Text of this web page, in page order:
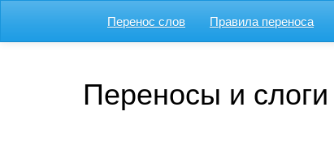
Перенос слов Правила переноса
Переносы и